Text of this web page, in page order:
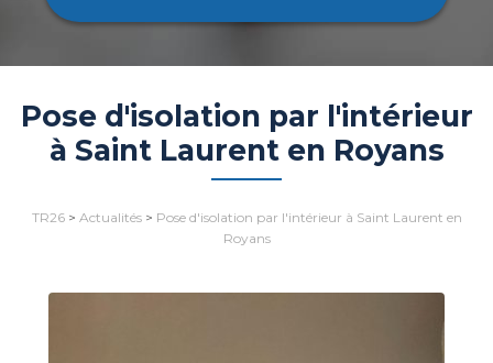
Pose d'isolation par l'intérieur
à Saint Laurent en Royans
TR26> Actualités> Pose d'isolation par l'intérieur à Saint Laurent en
Royans